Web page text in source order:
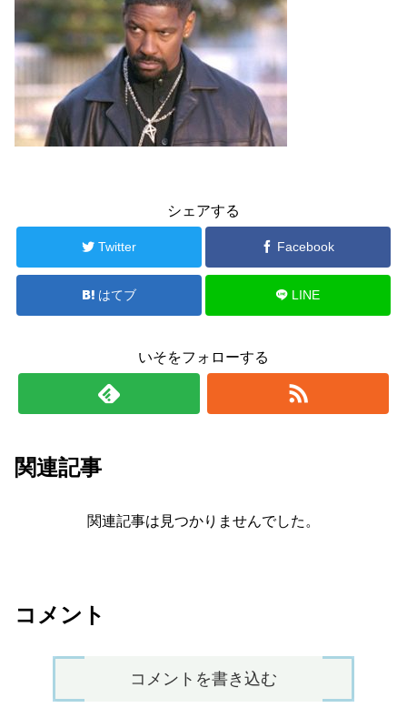
シェアする
Twitter Facebook
はてブ LINE
いそをフォローする
関連記事
関連記事は見つかりませんでした。
コメント
コメントを書き込む